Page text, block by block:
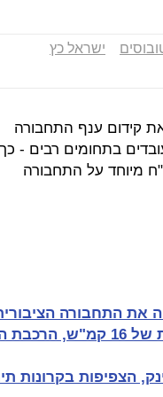
ישראל כץ
קידום ענף התחבורה
בתחומים רבים - כך
מיוחד על התחבורה
את התחבורה
האוטובוסים בערים הגדולות נוסעים במהירות של 16
הצפיפות בקרונות